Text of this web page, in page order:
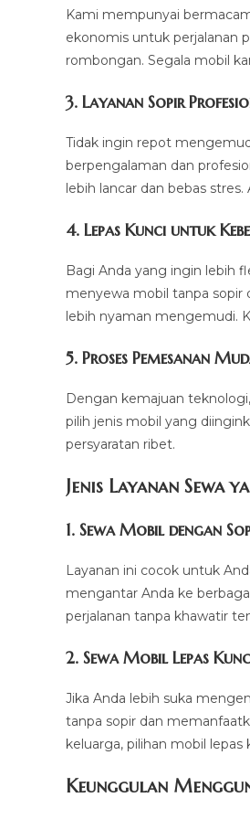
Kami mempunyai
ekonomis untuk perjalanan
rombongan. Segala mobil
3. Layanan Sopir
Tidak ingin repot
berpengalaman dan
lebih lancar dan bebas
4. Lepas Kunci untuk
Bagi Anda yang ingin lebih
menyewa mobil tanpa sopir
lebih nyaman mengemudi.
5. Proses Pemesanan
Dengan kemajuan
pilih jenis mobil yang
persyaratan ribet.
Jenis Layanan Sewa
1. Sewa Mobil dengan
Layanan ini cocok untuk
mengantar Anda ke
perjalanan tanpa khawatir
2. Sewa Mobil Lepas
Jika Anda lebih suka
tanpa sopir dan
keluarga, pilihan mobil
Keunggulan